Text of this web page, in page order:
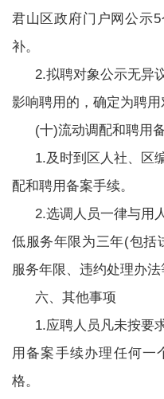
君山区政府门户网公示
补。
2.拟聘对象公示无异
影响聘用的，确定为聘用
(十)流动调配和聘用
1.及时到区人社、区
配和聘用备案手续。
2.选调人员一律与用
低服务年限为三年(包括
服务年限、违约处理办法
六、其他事项
1.应聘人员凡未按要
用备案手续办理任何一
格。